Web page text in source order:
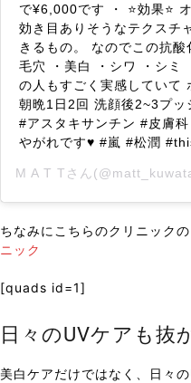
で¥6,000です ・ ⭐️効果⭐️
効き目ありそうなテクスチ
きるもの。 なのでこの抗
毛穴 ・美白 ・シワ ・シミ
の人もすごく実感していて
朝晩1日2回 洗顔後2~3プッ
#アスタキサンチン #皮膚
やがれです♥️ #嵐 #松潤
M A T T さん
ちなみにこちらのクリニックの
ニック
[quads id=1]
日々のUVケアも抜
美白ケアだけではなく、日々